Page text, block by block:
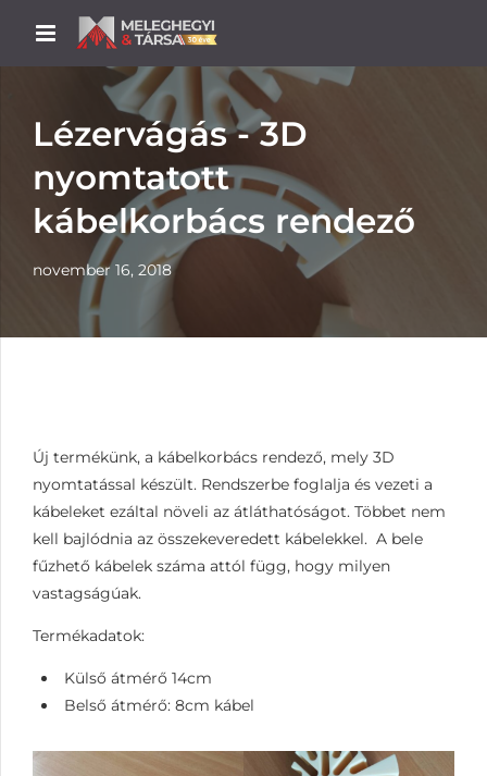
Lézervágás - 3D
nyomtatott
kábelkorbács rendező
november 16, 2018
Új termékünk, a kábelkorbács rendező, mely 3D
nyomtatással készült. Rendszerbe foglalja és vezeti a
kábeleket ezáltal növeli az átláthatóságot. Többet nem
kell bajlódnia az összekeveredett kábelekkel. A bele
fűzhető kábelek száma attól függ, hogy milyen
vastagságúak.
Termékadatok:
Külső átmérő 14cm
Belső átmérő: 8cm kábel